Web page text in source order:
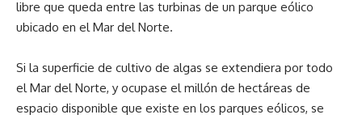
libre que queda entre las turbinas de un parque eólico
ubicado en el Mar del Norte.
Si la superficie de cultivo de algas se extendiera por todo
el Mar del Norte, y ocupase el millón de hectáreas de
espacio disponible que existe en los parques eólicos, se